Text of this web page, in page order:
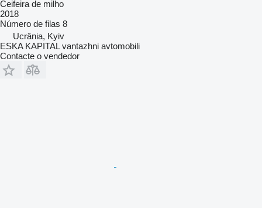
Ceifeira de milho
2018
Número de filas 8
Ucrânia, Kyiv
ESKA KAPITAL vantazhni avtomobili
Contacte o vendedor